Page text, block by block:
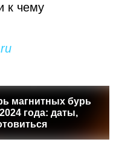
к чему
магнитных бурь
года: даты,